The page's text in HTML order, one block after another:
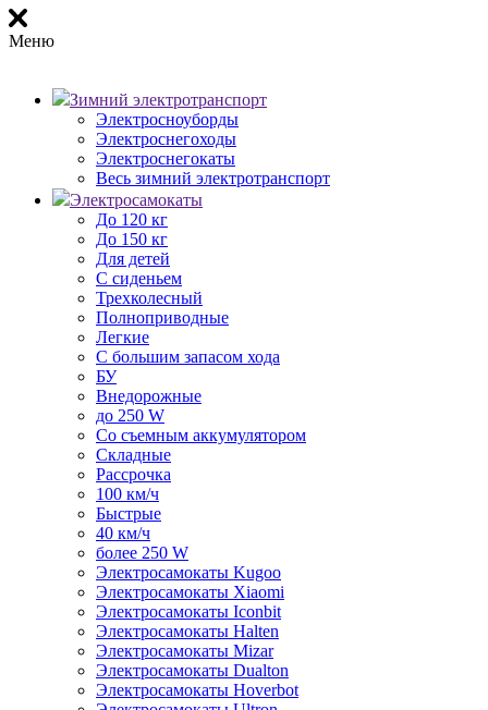
Меню
Зимний электротранспорт
Электросноуборды
Электроснегоходы
Электроснегокаты
Весь зимний электротранспорт
Электросамокаты
До 120 кг
До 150 кг
Для детей
С сиденьем
Трехколесный
Полноприводные
Легкие
С большим запасом хода
БУ
Внедорожные
до 250 W
Со съемным аккумулятором
Складные
Рассрочка
100 км/ч
Быстрые
40 км/ч
более 250 W
Электросамокаты Kugoo
Электросамокаты Xiaomi
Электросамокаты Iconbit
Электросамокаты Halten
Электросамокаты Mizar
Электросамокаты Dualton
Электросамокаты Hoverbot